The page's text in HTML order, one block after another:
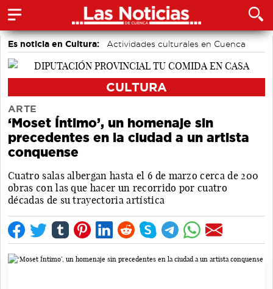
Es noticia en Cultura: Actividades culturales en Cuenca
CULTURA
ARTE
‘Moset Íntimo’, un homenaje sin
precedentes en la ciudad a un artista
conquense
Cuatro salas albergan hasta el 6 de marzo cerca de 200
obras con las que hacer un recorrido por cuatro
décadas de su trayectoria artística